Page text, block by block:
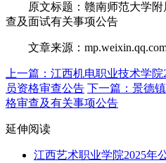
原文标题：赣南师范大学附
查及面试有关事项公告
文章来源：mp.weixin.qq.com/
上一篇：江西机电职业技术学
员资格审查公告 下一篇：景德
格审查及有关事项公告
延伸阅读
江西艺术职业学院2025年